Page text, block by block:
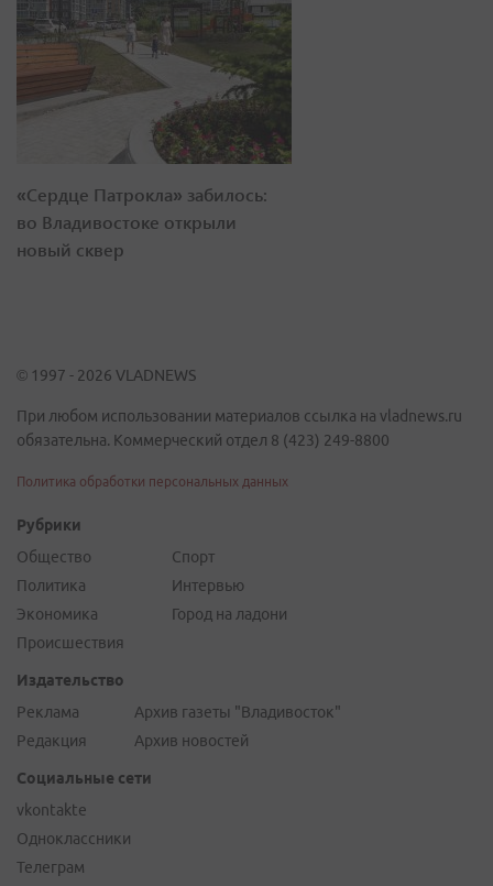
«Сердце Патрокла» забилось:
во Владивостоке открыли
новый сквер
© 1997 - 2026 VLADNEWS
При любом использовании материалов ссылка на vladnews.ru
обязательна. Коммерческий отдел 8 (423) 249-8800
Политика обработки персональных данных
Рубрики
Общество
Политика
Экономика
Происшествия
Спорт
Интервью
Город на ладони
Издательство
Реклама
Редакция
Архив газеты "Владивосток"
Архив новостей
Социальные сети
vkontakte
Одноклассники
Телеграм